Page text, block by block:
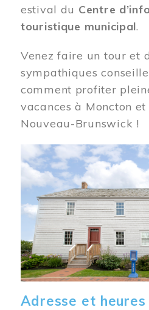
estival du Centre
touristique municipal.
Venez faire un tour et
sympathiques
comment profiter
vacances à Moncton
Nouveau-Brunswick !
Image
Adresse et heures